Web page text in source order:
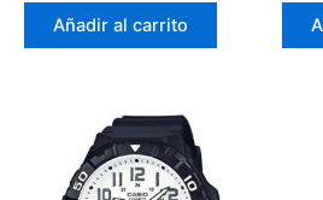
Añadir al carrito